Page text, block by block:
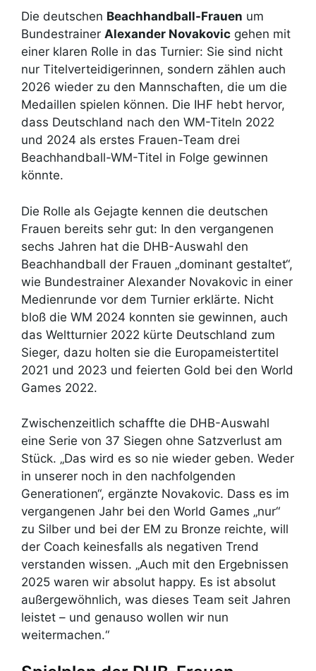
Die deutschen Beachhandball-Frauen um
Bundestrainer Alexander Novakovic gehen mit
einer klaren Rolle in das Turnier: Sie sind nicht
nur Titelverteidigerinnen, sondern zählen auch
2026 wieder zu den Mannschaften, die um die
Medaillen spielen können. Die IHF hebt hervor,
dass Deutschland nach den WM-Titeln 2022
und 2024 als erstes Frauen-Team drei
Beachhandball-WM-Titel in Folge gewinnen
könnte.
Die Rolle als Gejagte kennen die deutschen
Frauen bereits sehr gut: In den vergangenen
sechs Jahren hat die DHB-Auswahl den
Beachhandball der Frauen „dominant gestaltet“,
wie Bundestrainer Alexander Novakovic in einer
Medienrunde vor dem Turnier erklärte. Nicht
bloß die WM 2024 konnten sie gewinnen, auch
das Weltturnier 2022 kürte Deutschland zum
Sieger, dazu holten sie die Europameistertitel
2021 und 2023 und feierten Gold bei den World
Games 2022.
Zwischenzeitlich schaffte die DHB-Auswahl
eine Serie von 37 Siegen ohne Satzverlust am
Stück. „Das wird es so nie wieder geben. Weder
in unserer noch in den nachfolgenden
Generationen“, ergänzte Novakovic. Dass es im
vergangenen Jahr bei den World Games „nur“
zu Silber und bei der EM zu Bronze reichte, will
der Coach keinesfalls als negativen Trend
verstanden wissen. „Auch mit den Ergebnissen
2025 waren wir absolut happy. Es ist absolut
außergewöhnlich, was dieses Team seit Jahren
leistet – und genauso wollen wir nun
weitermachen.“